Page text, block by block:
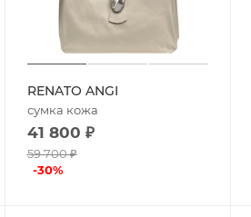
RENATO ANGI
сумка кожа
41 800 ₽
59 700₽
-30%